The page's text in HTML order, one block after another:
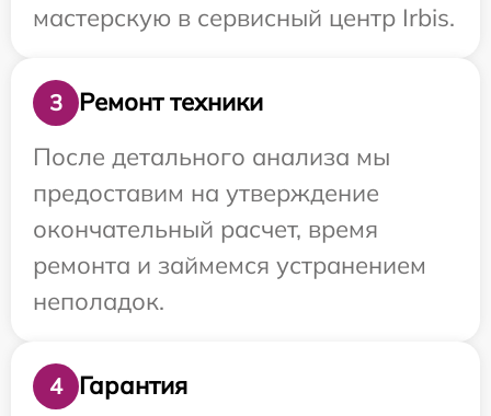
мастерскую в сервисный центр Irbis.
3
Ремонт техники
После детального анализа мы
предоставим на утверждение
окончательный расчет, время
ремонта и займемся устранением
неполадок.
4 Гарантия